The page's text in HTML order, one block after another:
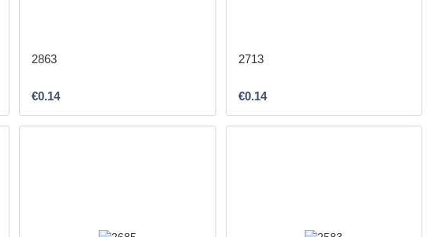
2863
€0.14
2713
€0.14